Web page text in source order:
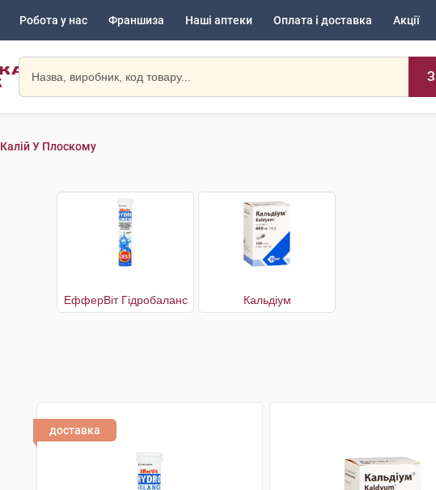
Робота у нас Франшиза Наші аптеки Оплата і доставка Акції
Калій У Плоскому
ЕфферВіт Гідробаланс Кальдіум
доставка